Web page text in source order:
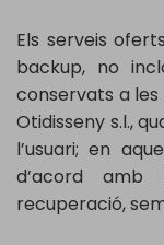
Els serveis
backup, no
conservats a
Otidisseny s.l.,
l’usuari; en
d’acord
recuperació,